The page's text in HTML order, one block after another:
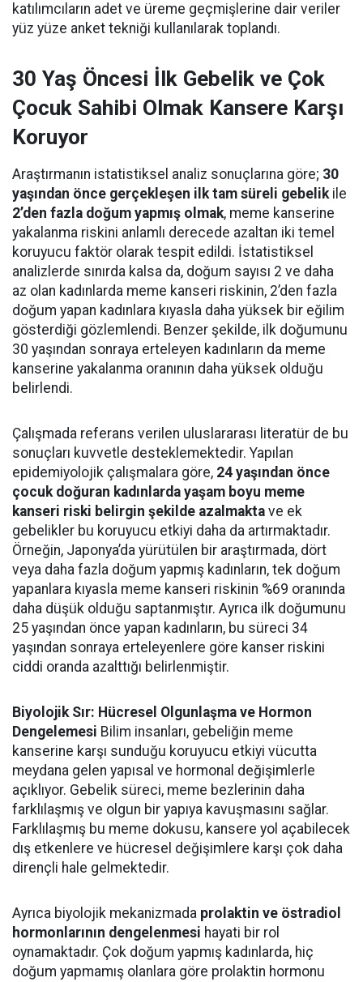
katılımcıların adet ve üreme geçmişlerine dair veriler
yüz yüze anket tekniği kullanılarak toplandı.
30 Yaş Öncesi İlk Gebelik ve Çok
Çocuk Sahibi Olmak Kansere Karşı
Koruyor
Araştırmanın istatistiksel analiz sonuçlarına göre; 30
yaşından önce gerçekleşen ilk tam süreli gebelikile
2’den fazla doğum yapmış olmak, meme kanserine
yakalanma riskini anlamlı derecede azaltan iki temel
koruyucu faktör olarak tespit edildi. İstatistiksel
analizlerde sınırda kalsa da, doğum sayısı 2 ve daha
az olan kadınlarda meme kanseri riskinin, 2’den fazla
doğum yapan kadınlara kıyasla daha yüksek bir eğilim
gösterdiği gözlemlendi. Benzer şekilde, ilk doğumunu
30 yaşından sonraya erteleyen kadınların da meme
kanserine yakalanma oranının daha yüksek olduğu
belirlendi.
Çalışmada referans verilen uluslararası literatür de bu
sonuçları kuvvetle desteklemektedir. Yapılan
epidemiyolojik çalışmalara göre, 24 yaşından önce
çocuk doğuran kadınlarda yaşam boyu meme
kanseri riski belirgin şekilde azalmakta ve ek
gebelikler bu koruyucu etkiyi daha da artırmaktadır.
Örneğin, Japonya’da yürütülen bir araştırmada, dört
veya daha fazla doğum yapmış kadınların, tek doğum
yapanlara kıyasla meme kanseri riskinin %69 oranında
daha düşük olduğu saptanmıştır. Ayrıca ilk doğumunu
25 yaşından önce yapan kadınların, bu süreci 34
yaşından sonraya erteleyenlere göre kanser riskini
ciddi oranda azalttığı belirlenmiştir.
Biyolojik Sır: Hücresel Olgunlaşma ve Hormon
Dengelemesi Bilim insanları, gebeliğin meme
kanserine karşı sunduğu koruyucu etkiyi vücutta
meydana gelen yapısal ve hormonal değişimlerle
açıklıyor. Gebelik süreci, meme bezlerinin daha
farklılaşmış ve olgun bir yapıya kavuşmasını sağlar.
Farklılaşmış bu meme dokusu, kansere yol açabilecek
dış etkenlere ve hücresel değişimlere karşı çok daha
dirençli hale gelmektedir.
Ayrıca biyolojik mekanizmada prolaktin ve östradiol
hormonlarının dengelenmesi hayati bir rol
oynamaktadır. Çok doğum yapmış kadınlarda, hiç
doğum yapmamış olanlara göre prolaktin hormonu